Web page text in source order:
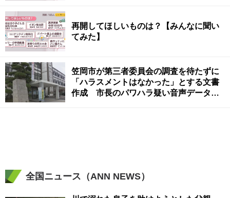
再開してほしいものは？【みんなに聞い
てみた】
笠岡市が第三者委員会の調査を待たずに
「ハラスメントはなかった」とする文書
作成 市長のパワハラ疑い音声データ公
全国ニュース（ANN NEWS）